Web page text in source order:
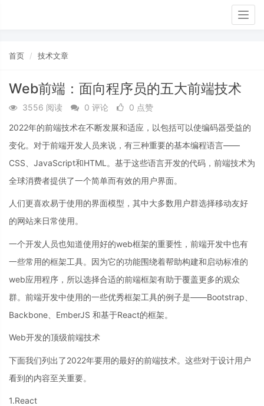
首页 技术文章
Web前端：面向程序员的五大前端技术
3556 阅读 0 评论
0 点赞
2022年的前端技术在不断发展和适应，以包括可以使编码器受益的
变化。对于前端开发人员来说，有三种重要的基本编程语言——
CSS、JavaScript和HTML。基于这些语言开发的代码，前端技术为
全球消费者提供了一个简单而有效的用户界面。
人们更喜欢易于使用的界面模型，其中大多数用户群选择移动友好
的网站来日常使用。
一个开发人员也知道使用好的web框架的重要性，前端开发中也有
一些常用的框架工具。因为它的功能围绕着帮助构建和启动标准的
web应用程序，所以选择合适的前端框架有助于覆盖更多的观众
群。前端开发中使用的一些优秀框架工具的例子是——Bootstrap、
Backbone、EmberJS 和基于React的框架。
Web开发的顶级前端技术
下面我们列出了2022年要用的最好的前端技术。这些对于设计用户
看到的内容至关重要。
1.React